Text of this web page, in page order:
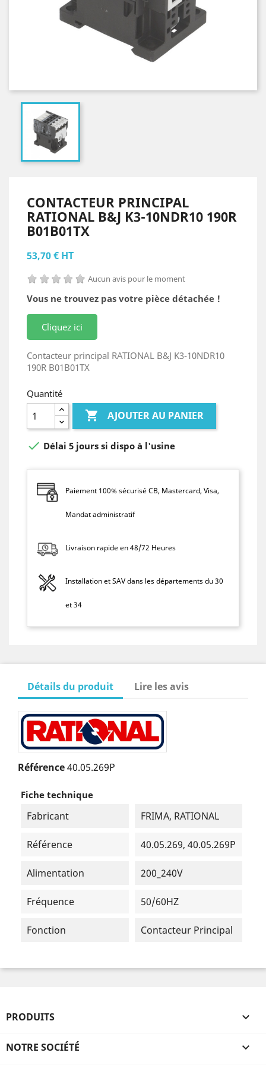
CONTACTEUR PRINCIPAL
RATIONAL B&J K3-10NDR10 190R
B01B01TX
53,70 € HT
Aucun avis pour le moment
Vous ne trouvez pas votre pièce détachée !
Cliquez ici
Contacteur principal RATIONAL B&J K3-10NDR10
190R B01B01TX
Quantité
 AJOUTER AU PANIER
 Délai 5 jours si dispo à l'usine
Paiement 100% sécurisé CB, Mastercard, Visa,
Mandat administratif
Livraison rapide en 48/72 Heures
Installation et SAV dans les départements du 30
et 34
Détails du produit Lire les avis
Référence40.05.269P
Fiche technique
Fabricant FRIMA, RATIONAL
Référence 40.05.269, 40.05.269P
Alimentation 200_240V
Fréquence 50/60HZ
Fonction Contacteur Principal
PRODUITS 
NOTRE SOCIÉTÉ 